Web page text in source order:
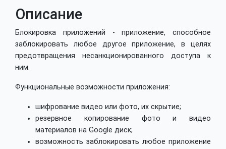
Описание
Блокировка приложений - приложение, способное
заблокировать любое другое приложение, в целях
предотвращения несанкционированного доступа к
ним.
Функциональные возможности приложения:
шифрование видео или фото, их скрытие;
резервное копирование фото и видео
материалов на Google диск;
возможность заблокировать любое приложение